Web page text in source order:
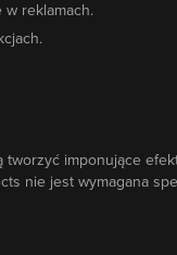
reklamach.
imponujące
nie jest wymagana